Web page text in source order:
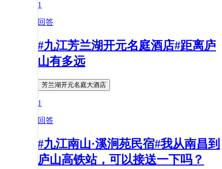
1
回答
#九江芳兰湖开元名庭酒店#距离庐
山有多远
芳兰湖开元名庭大酒店
1
回答
#九江南山·溪涧苑民宿#我从南昌到
庐山高铁站，可以接送一下吗？